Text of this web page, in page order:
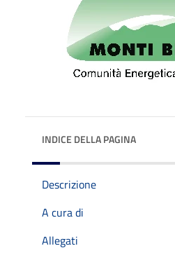
INDICE DELLA PAGINA
Descrizione
A cura di
Allegati